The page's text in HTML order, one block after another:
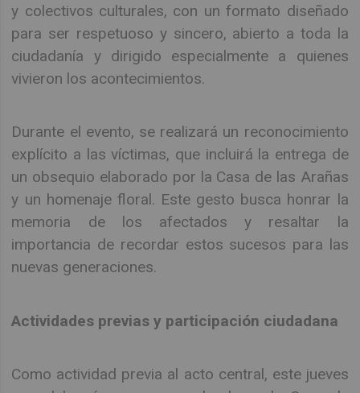
y colectivos culturales, con un formato diseñado
para ser respetuoso y sincero, abierto a toda la
ciudadanía y dirigido especialmente a quienes
vivieron los acontecimientos.
Durante el evento, se realizará un reconocimiento
explícito a las víctimas, que incluirá la entrega de
un obsequio elaborado por la Casa de las Arañas
y un homenaje floral. Este gesto busca honrar la
memoria de los afectados y resaltar la
importancia de recordar estos sucesos para las
nuevas generaciones.
Actividades previas y participación ciudadana
Como actividad previa al acto central, este jueves